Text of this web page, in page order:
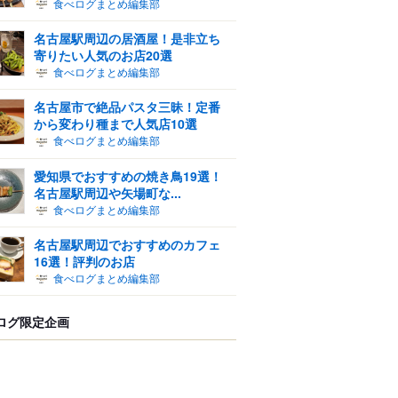
名古屋駅周辺の居酒屋！是非立ち
寄りたい人気のお店20選
食べログまとめ編集部
名古屋市で絶品パスタ三昧！定番
から変わり種まで人気店10選
食べログまとめ編集部
愛知県でおすすめの焼き鳥19選！
名古屋駅周辺や矢場町な...
食べログまとめ編集部
名古屋駅周辺でおすすめのカフェ
16選！評判のお店
食べログまとめ編集部
グ限定企画